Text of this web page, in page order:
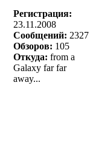
Регистрация:
23.11.2008
Сообщений: 2327
Обзоров: 105
Откуда: from a
Galaxy far far
away...